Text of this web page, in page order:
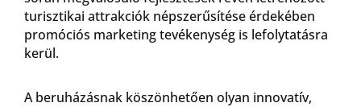
turisztikai attrakciók népszerűsítése érdekében
promóciós marketing tevékenység is lefolytatásra
kerül.
A beruházásnak köszönhetően olyan innovatív,